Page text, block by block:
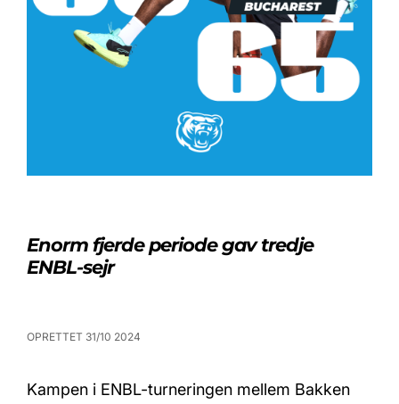
Enorm fjerde periode gav tredje
ENBL-sejr
OPRETTET 31/10 2024
Kampen i ENBL-turneringen mellem Bakken